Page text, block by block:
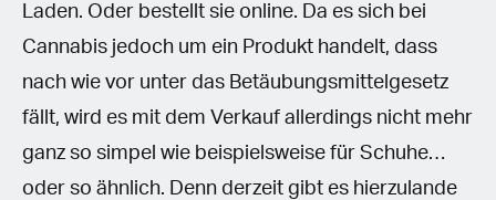
Laden. Oder bestellt sie online. Da es sich bei
Cannabis jedoch um ein Produkt handelt, dass
nach wie vor unter das Betäubungsmittelgesetz
fällt, wird es mit dem Verkauf allerdings nicht mehr
ganz so simpel wie beispielsweise für Schuhe…
oder so ähnlich. Denn derzeit gibt es hierzulande